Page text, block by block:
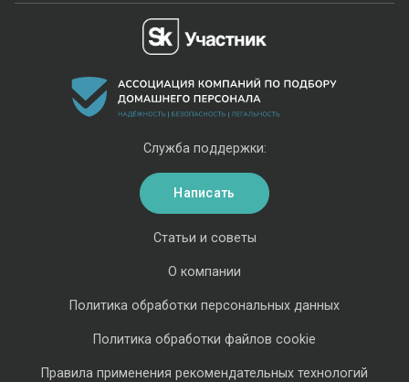
Статьи и советы
О компании
Политика обработки персональных данных
Политика обработки файлов cookie
Правила применения рекомендательных технологий
Служба поддержки:
Написать